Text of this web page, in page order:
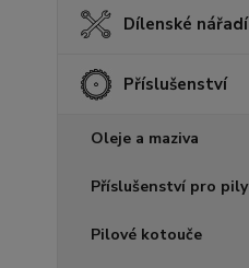
Dílenské nářadí
Příslušenství
Oleje a maziva
Příslušenství pro pily
Pilové kotouče